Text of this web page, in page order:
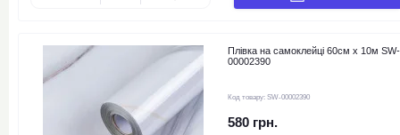
Плівка на самоклейці 60см х 10м SW-
00002390
Код товару: SW-00002390
580 грн.